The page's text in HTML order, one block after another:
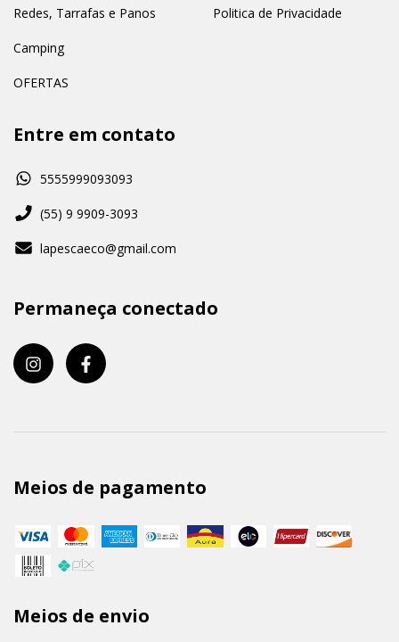
Redes, Tarrafas e Panos
Camping
OFERTAS
Politica de Privacidade
Entre em contato
5555999093093
(55) 9 9909-3093
lapescaeco@gmail.com
Permaneça conectado
Meios de pagamento
Meios de envio